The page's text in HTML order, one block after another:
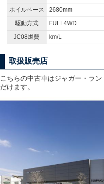
ホイルベース
2680mm
駆動方式
FULL4WD
JC08燃費
km/L
取扱販売店
こちらの中古車はジャガー・ラ
だけます。